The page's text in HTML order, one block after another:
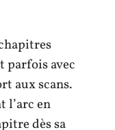
parfois avec
aux scans.
l’arc en
dès sa